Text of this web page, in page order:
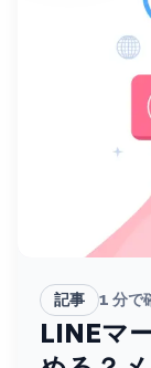
記事 1 分で
LINEマ